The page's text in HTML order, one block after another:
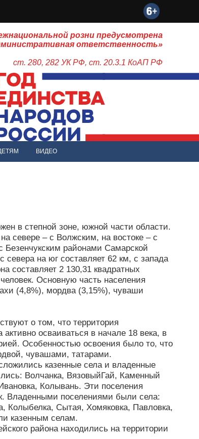
розни предусмотрена
ответственность»
ст. 280, 282 УК РФ, ст. 20.3.1 КоАП РФ
ВИДЕО
в степной зоне, южной части области.
севере – с Волжским, на востоке – с
районами Самарской
севера на юг составляет 62 км, с запада
составляет 2 130,31 квадратных
Основную часть населения
(4,8%), мордва (3,15%), чуваши
о том, что территория
осваиваться в начале 18 века, в
Особенностью освоения было то, что
чувашами, татарами.
казенные села и владенные
Волчанка, ВязовыйГай, Каменный
Колывань. Эти поселения
Владенными поселениями были села:
Колыбелка, Сытая, Хомяковка, Павловка,
казенным селам.
района находились на территории